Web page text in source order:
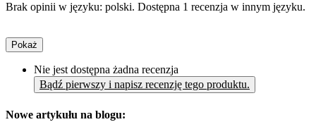
Brak opinii w języku: polski. Dostępna 1 recenzja w innym języku.
Pokaż
Nie jest dostępna żadna recenzja
Bądź pierwszy i napisz recenzję tego produktu.
Nowe artykułu na blogu: